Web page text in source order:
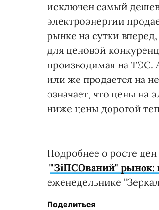
исключен самый
электроэнергии
рынке на сутки
для ценовой
производимая на ТЭС.
или же продается на
означает, что цены на
ниже цены дорогой
Подробнее о росте цен
""ЗіПСОваний" рынок:
еженедельнике
Поделиться